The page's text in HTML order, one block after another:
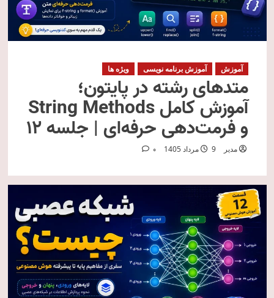
آموزش آموزش برنامه نویسی ویژه ها
متدهای رشته در پایتون؛
آموزش کامل String Methods
و فرمت‌دهی حرفه‌ای | جلسه ۱۲
مدیر 9 مرداد 1405 0